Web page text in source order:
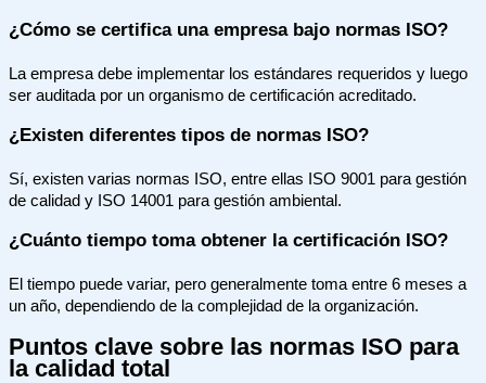
¿Cómo se certifica una empresa bajo normas ISO?
La empresa debe implementar los estándares requeridos y luego
ser auditada por un organismo de certificación acreditado.
¿Existen diferentes tipos de normas ISO?
Sí, existen varias normas ISO, entre ellas ISO 9001 para gestión
de calidad y ISO 14001 para gestión ambiental.
¿Cuánto tiempo toma obtener la certificación ISO?
El tiempo puede variar, pero generalmente toma entre 6 meses a
un año, dependiendo de la complejidad de la organización.
Puntos clave sobre las normas ISO para
la calidad total